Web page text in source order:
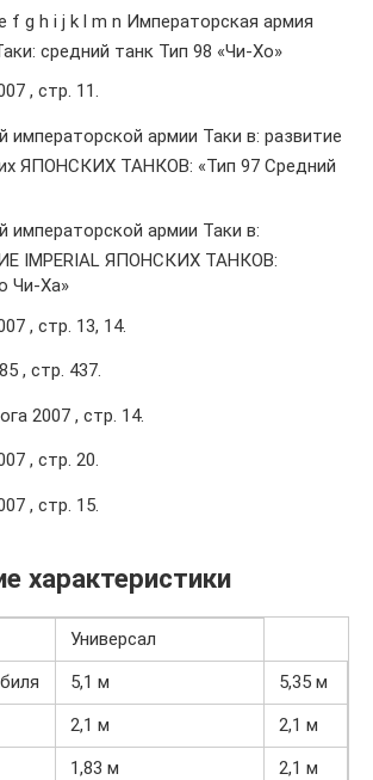
f g h i j k l m n Императорская армия
средний танк Тип 98 «Чи-Хо»
, стр. 11.
императорской армии Таки в: развитие
ЯПОНСКИХ ТАНКОВ: «Тип 97 Средний
императорской армии Таки в:
IMPERIAL ЯПОНСКИХ ТАНКОВ:
Чи-Ха»
, стр. 13, 14.
, стр. 437.
2007 , стр. 14.
, стр. 20.
, стр. 15.
характеристики
Универсал
5,1 м
5,35 м
2,1 м
2,1 м
1,83 м
2,1 м